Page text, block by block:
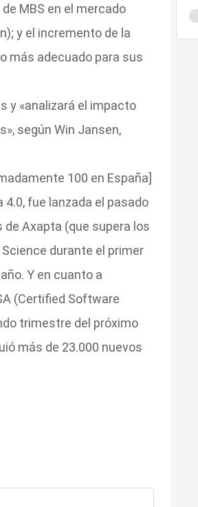
MBS en el mercado
y el incremento de la
más adecuado para sus
y «analizará el impacto
según Win Jansen,
100 en España]
fue lanzada el pasado
Axapta (que supera los
durante el primer
Y en cuanto a
(Certified Software
trimestre del próximo
más de 23.000 nuevos